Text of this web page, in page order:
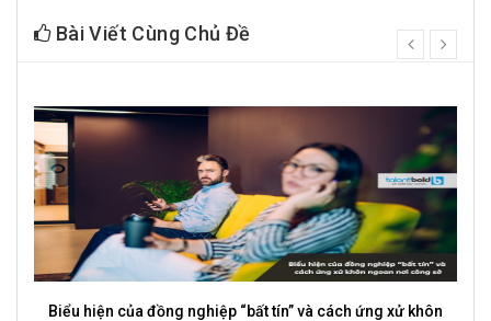
Bài Viết Cùng Chủ Đề
Biểu hiện của đồng nghiệp “bất tín” và cách ứng xử khôn
prev
next